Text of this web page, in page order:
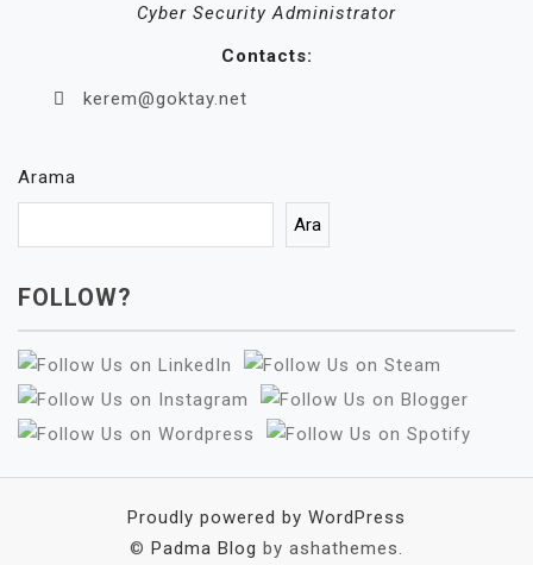
Cyber Security Administrator
Contacts:
kerem@goktay.net
Arama
Ara
FOLLOW?
Proudly powered by WordPress
© Padma Blog by ashathemes.